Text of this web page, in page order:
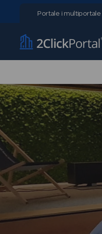
Portale i multiportale